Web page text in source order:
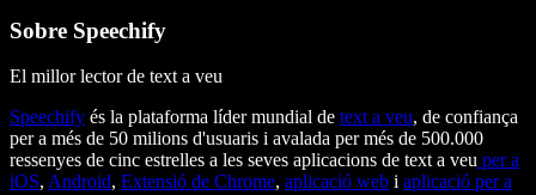
Sobre Speechify
El millor lector de text a veu
Speechify és la plataforma líder mundial de text a veu, de confiança
per a més de 50 milions d'usuaris i avalada per més de 500.000
ressenyes de cinc estrelles a les seves aplicacions de text a veu per a
iOS, Android, Extensió de Chrome, aplicació web i aplicació per a